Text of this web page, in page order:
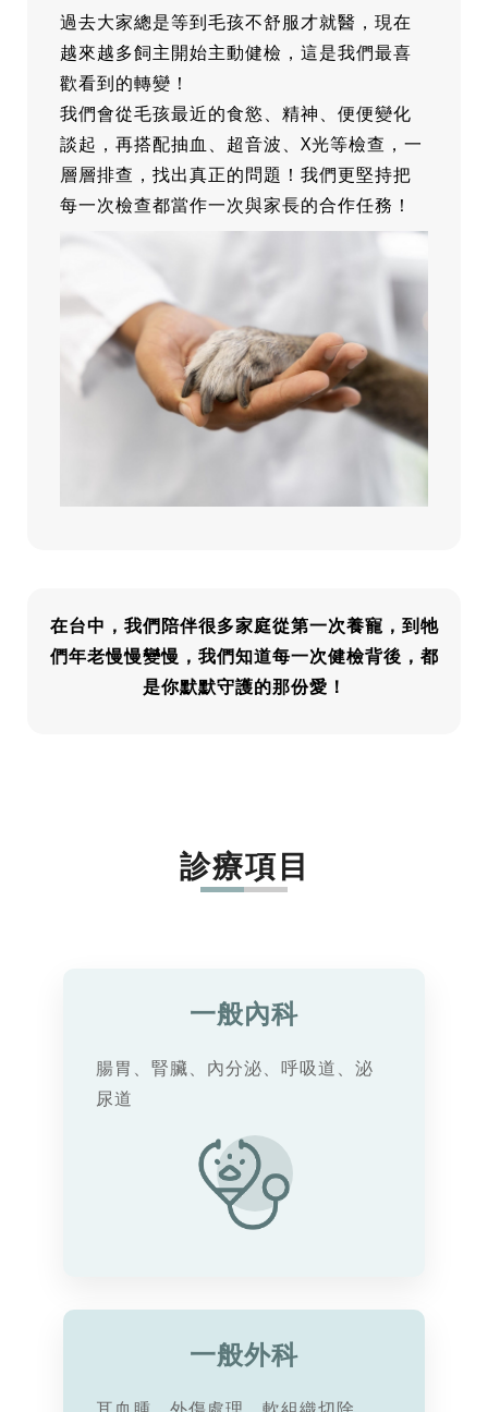
過去大家總是等到毛孩不舒服才就醫，現在
越來越多飼主開始主動健檢，這是我們最喜
歡看到的轉變！
我們會從毛孩最近的食慾、精神、便便變化
談起，再搭配抽血、超音波、X光等檢查，一
層層排查，找出真正的問題！我們更堅持把
每一次檢查都當作一次與家長的合作任務！
在台中，我們陪伴很多家庭從第一次養寵，到牠
們年老慢慢變慢，我們知道每一次健檢背後，都
是你默默守護的那份愛！
診療項目
一般內科
腸胃、腎臟、內分泌、呼吸道、泌
尿道
一般外科